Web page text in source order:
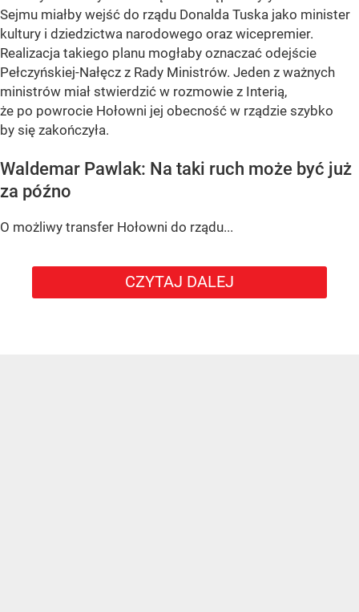
Sejmu miałby wejść do rządu Donalda Tuska jako minister
kultury i dziedzictwa narodowego oraz wicepremier.
Realizacja takiego planu mogłaby oznaczać odejście
Pełczyńskiej-Nałęcz z Rady Ministrów. Jeden z ważnych
ministrów miał stwierdzić w rozmowie z Interią,
że po powrocie Hołowni jej obecność w rządzie szybko
by się zakończyła.
Waldemar Pawlak: Na taki ruch może być już
za późno
O możliwy transfer Hołowni do rządu...
CZYTAJ DALEJ